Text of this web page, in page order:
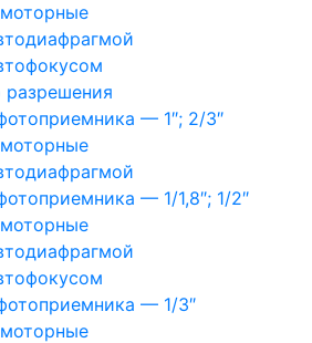
разрешения
— 1″; 2/3″
— 1/1,8″; 1/2″
— 1/3″